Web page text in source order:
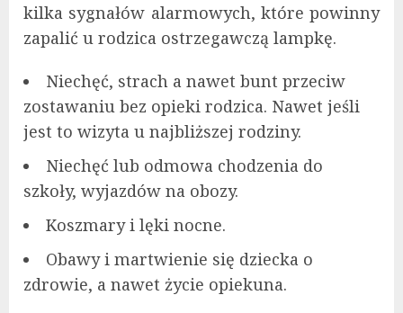
kilka sygnałów alarmowych, które powinny
zapalić u rodzica ostrzegawczą lampkę.
Niechęć, strach a nawet bunt przeciw
zostawaniu bez opieki rodzica. Nawet jeśli
jest to wizyta u najbliższej rodziny.
Niechęć lub odmowa chodzenia do
szkoły, wyjazdów na obozy.
Koszmary i lęki nocne.
Obawy i martwienie się dziecka o
zdrowie, a nawet życie opiekuna.